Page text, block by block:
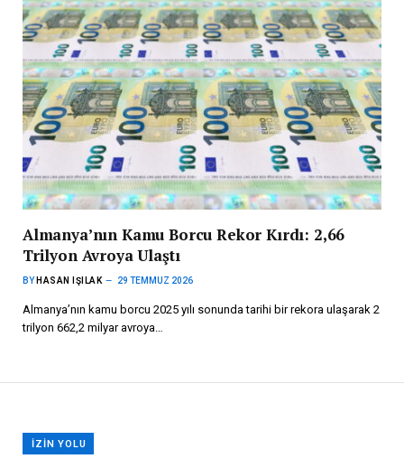
Almanya’nın Kamu Borcu Rekor Kırdı: 2,66
Trilyon Avroya Ulaştı
BY HASAN IŞILAK 29 TEMMUZ 2026
Almanya’nın kamu borcu 2025 yılı sonunda tarihi bir rekora ulaşarak 2
trilyon 662,2 milyar avroya…
İZIN YOLU